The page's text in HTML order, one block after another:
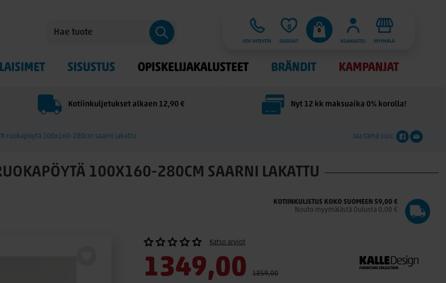
OTA YHTEYTTÄ
0
SUOSIKIT
0
ASIAKASTILI
MYYMÄLÄ
SISUSTUS OPISKELIJAKALUSTEET BRÄNDIT KAMPANJAT
Kotiinkuljetukset alkaen 12,90 € Nyt 12 kk maksuaika 0% korolla!
ruokapöytä 100x160-280cm saarni lakattu Jaa tämä sivu:
100X160-280CM SAARNI LAKATTU
KOTIINKULJETUS KOKO SUOMEEN 59,00 €
Nouto myymälästä Oulusta 0,00 €
Katso arviot
1349,00 1859,00